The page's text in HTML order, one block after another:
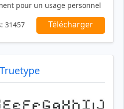
pour un usage personnel
31457 Télécharger